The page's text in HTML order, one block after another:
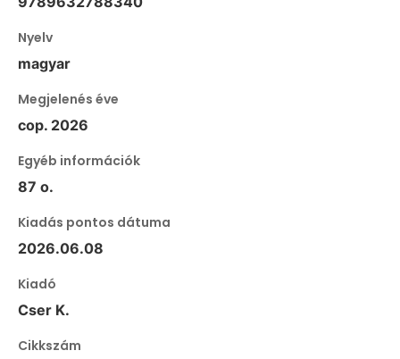
Nyelv
magyar
Megjelenés éve
cop. 2026
Egyéb információk
87 o.
Kiadás pontos dátuma
2026.06.08
Kiadó
Cser K.
Cikkszám